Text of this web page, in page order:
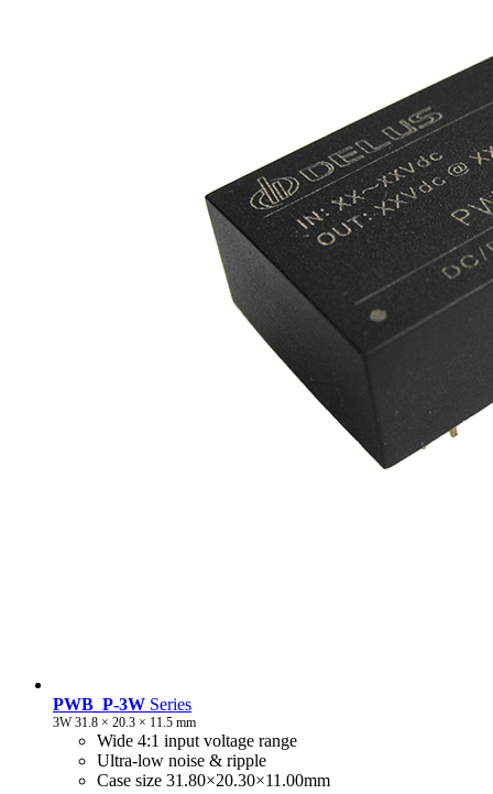
PWB_P-3W Series
3W 31.8 × 20.3 × 11.5 mm
Wide 4:1 input voltage range
Ultra-low noise & ripple
Case size 31.80×20.30×11.00mm